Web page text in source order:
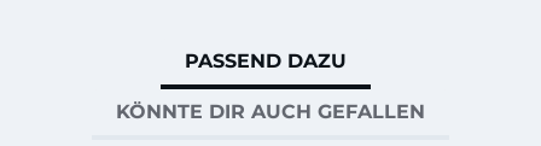
PASSEND DAZU
KÖNNTE DIR AUCH GEFALLEN